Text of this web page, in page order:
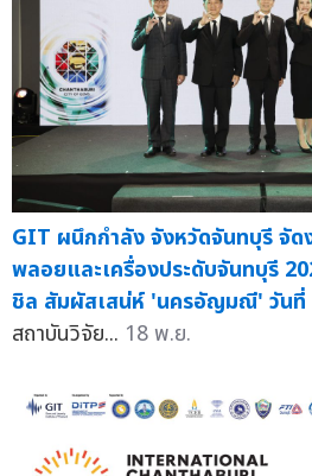
GIT ผนึกกำลัง จังหวัดจันทบุรี จัด
พลอยและเครื่องประดับจันทบุรี
ชิล สัมผัสเสน่ห์ 'นครอัญมณี' วันที่
สถาบันวิจัย... 18 พ.ย.